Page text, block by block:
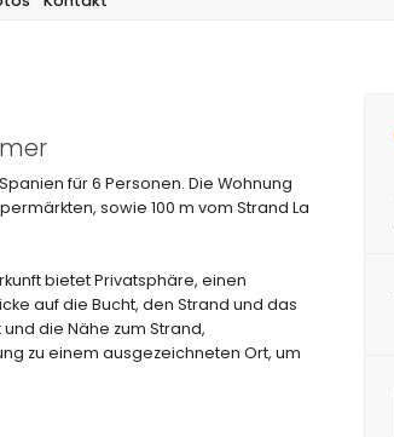
für 6 Personen. Die Wohnung
sowie 100 m vom Strand La
bietet Privatsphäre, einen
auf die Bucht, den Strand und das
die Nähe zum Strand,
zu einem ausgezeichneten Ort, um